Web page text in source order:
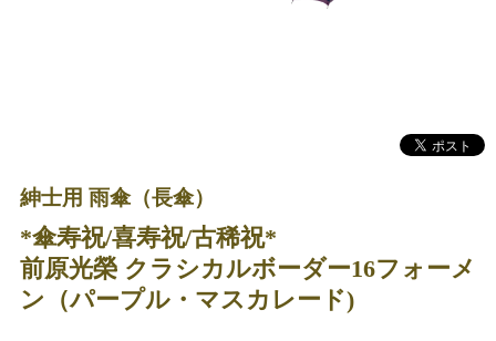
紳士用 雨傘（長傘）
*傘寿祝/喜寿祝/古稀祝*
前原光榮 クラシカルボーダー16フォーメ
ン（パープル・マスカレード)